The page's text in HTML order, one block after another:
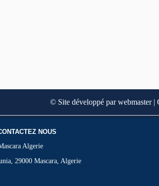
© Site développé par webmaster |
NOUS
Algerie
29000 Mascara, Algerie